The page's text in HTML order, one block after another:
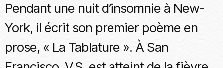
Pendant une nuit d’insomnie à New-
York, il écrit son premier poème en
prose, « La Tablature ». À San